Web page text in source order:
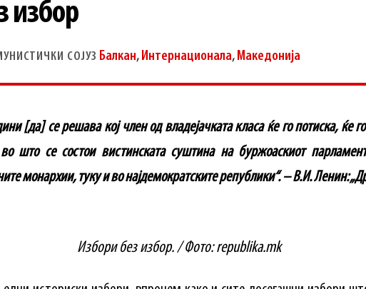
избор
СОЈУЗ Балкан, Интернационала, Македонија
[да] се решава кој член од владејачката класа ќе го потиска, ќе
што се состои вистинската суштина на буржоаскиот
монархии, туку и во најдемократските републики“. – В.И. Ленин:
Избори без избор. / Фото: republika.mk